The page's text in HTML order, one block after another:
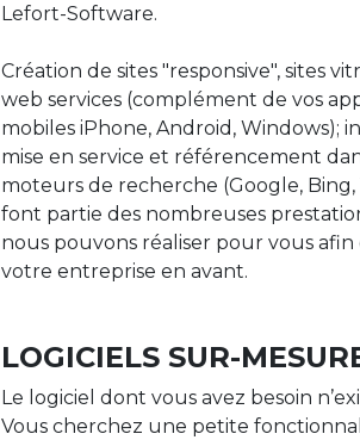
Lefort-Software.
Création de sites "responsive", sites
web services (complément de vos
mobiles iPhone, Android, Windows);
mise en service et référencement
moteurs de recherche (Google, Bing,
font partie des nombreuses
nous pouvons réaliser pour vous
votre entreprise en avant.
LOGICIELS SUR-
Le logiciel dont vous avez besoin
Vous cherchez une petite